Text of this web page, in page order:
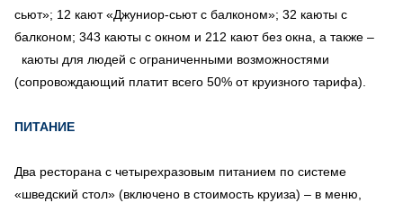
сьют»; 12 кают «Джуниор-сьют с балконом»; 32 каюты с
балконом; 343 каюты с окном и 212 кают без окна, а также –
каюты для людей с ограниченными возможностями
(сопровождающий платит всего 50% от круизного тарифа).
ПИТАНИЕ
Два ресторана с четырехразовым питанием по системе
«шведский стол» (включено в стоимость круиза) – в меню,